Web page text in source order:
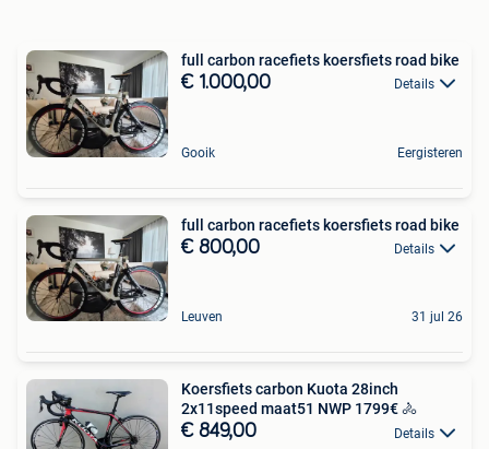
full carbon racefiets koersfiets road bike
€ 1.000,00 Details
Gooik Eergisteren
full carbon racefiets koersfiets road bike
€ 800,00 Details
Leuven 31 jul 26
Koersfiets carbon Kuota 28inch
2x11speed maat51 NWP 1799€ 🚴
€ 849,00 Details